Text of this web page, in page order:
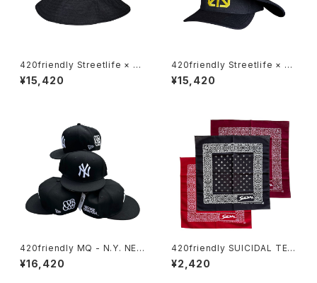
420friendly Streetlife × Th
e Seventh Letter Limited C
apsule 【数量限定】
¥15,420
420friendly Streetlife × Th
e Seventh Letter Limited C
apsule 【数量限定】
¥15,420
420friendly MQ - N.Y. NEW
ERA HAT “MAKE TAGZ GRE
AT AGAIN” MQ THROWUP
¥16,420
420friendly SUICIDAL TEN
DENCIES Inspired Cross B
andana 52×52cm
¥2,420